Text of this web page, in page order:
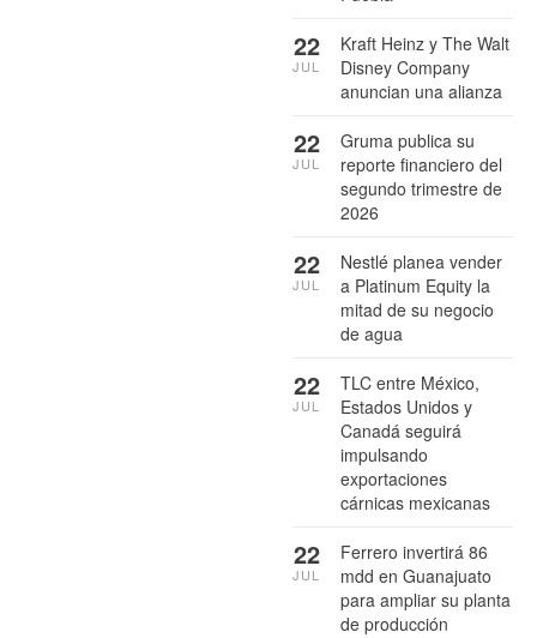
Kraft Heinz y The Walt
Disney Company
anuncian una alianza
22
JUL
Gruma publica su
reporte financiero del
segundo trimestre de
2026
22
JUL
Nestlé planea vender
a Platinum Equity la
mitad de su negocio
de agua
22
JUL
TLC entre México,
Estados Unidos y
Canadá seguirá
impulsando
exportaciones
cárnicas mexicanas
22
JUL
Ferrero invertirá 86
mdd en Guanajuato
para ampliar su planta
de producción
22
JUL